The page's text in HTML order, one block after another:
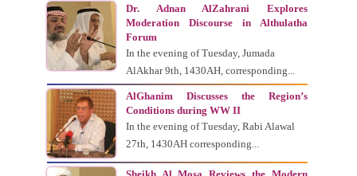
Dr. Adnan AlZahrani Explores
Moderation Discourse in Althulatha
Forum
In the evening of Tuesday, Jumada
AlAkhar 9th, 1430AH, corresponding...
AlGhanim Discusses the Region’s
Conditions during WW II
In the evening of Tuesday, Rabi Alawal
27th, 1430AH corresponding...